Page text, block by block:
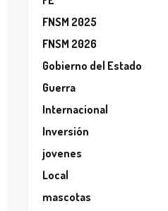
FNSM 2025
FNSM 2026
Gobierno del Estado
Guerra
Internacional
Inversión
jovenes
Local
mascotas